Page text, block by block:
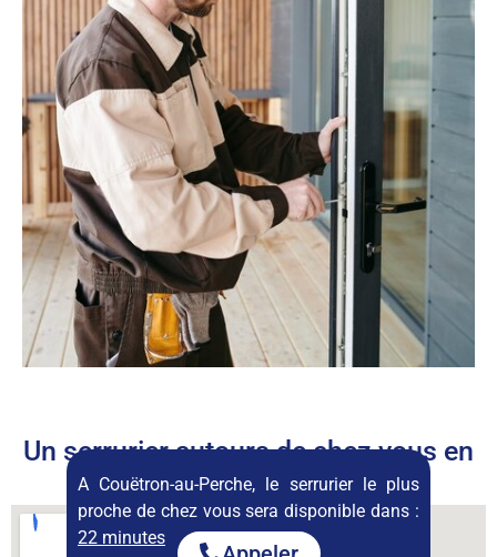
Un serrurier autours de chez vous en
permanence
A Couëtron-au-Perche, le serrurier le plus
proche de chez vous sera disponible dans :
22 minutes